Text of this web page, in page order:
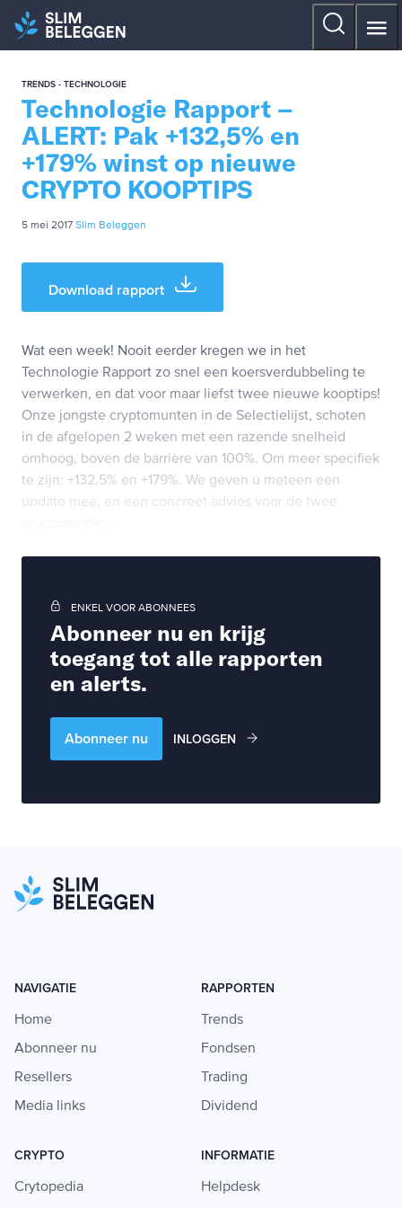
TRENDS - TECHNOLOGIE
Technologie Rapport –
ALERT: Pak +132,5% en
+179% winst op nieuwe
CRYPTO KOOPTIPS
5 mei 2017 Slim Beleggen
Download rapport
Wat een week! Nooit eerder kregen we in het
Technologie Rapport zo snel een koersverdubbeling te
verwerken, en dat voor maar liefst twee nieuwe kooptips!
Onze jongste cryptomunten in de Selectielijst, schoten
in de afgelopen 2 weken met een razende snelheid
omhoog, boven de barrière van 100%. Om meer specifiek
te zijn: +132,5% en +179%. We geven u meteen een
update mee, en een concreet advies voor de twee
ENKEL VOOR ABONNEES
Abonneer nu en krijg
toegang tot alle rapporten
en alerts.
Abonneer nu INLOGGEN
NAVIGATIE
Home
Abonneer nu
Resellers
Media links
RAPPORTEN
Trends
Fondsen
Trading
Dividend
CRYPTO
Crytopedia
INFORMATIE
Helpdesk